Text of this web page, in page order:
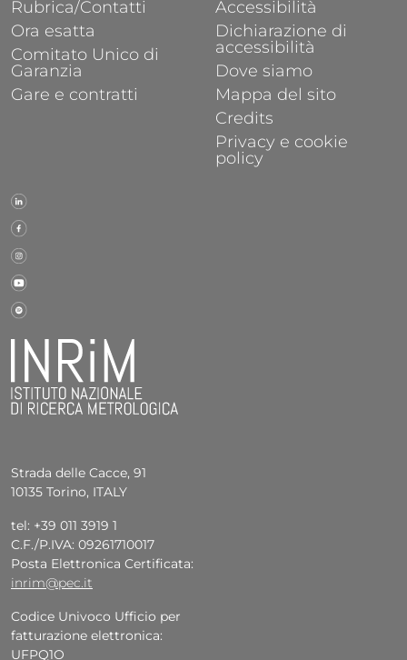
Strada delle Cacce, 91
10135 Torino, ITALY
tel: +39 011 3919 1
C.F./P.IVA: 09261710017
Posta Elettronica Certificata:
inrim@pec.it
Codice Univoco Ufficio per
fatturazione elettronica:
UFPQ1O
Rubrica/Contatti
Ora esatta
Comitato Unico di
Garanzia
Gare e contratti
Accessibilità
Dichiarazione di
accessibilità
Dove siamo
Mappa del sito
Credits
Privacy e cookie
policy